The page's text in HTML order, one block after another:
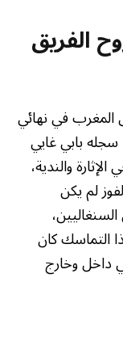
الفريق
في نهائي
بهدف وحيد سجله بابي غايي
والندية،
لم يكن
السنغاليين،
التماسك كان
داخل وخارج